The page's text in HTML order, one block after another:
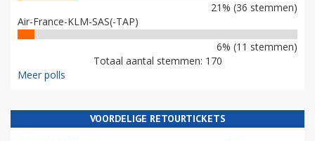
21% (36 stemmen)
Air-France-KLM-SAS(-TAP)
6% (11 stemmen)
Totaal aantal stemmen: 170
Meer polls
VOORDELIGE RETOURTICKETS